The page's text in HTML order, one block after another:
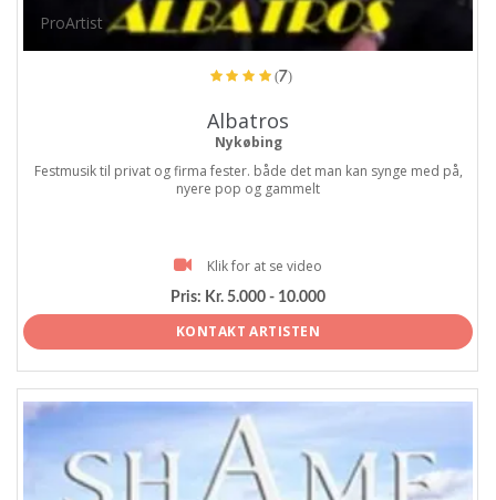
ProArtist
(7)
Albatros
Nykøbing
Festmusik til privat og firma fester. både det man kan synge med på,
nyere pop og gammelt
Klik for at se video
Pris: Kr. 5.000 - 10.000
KONTAKT ARTISTEN